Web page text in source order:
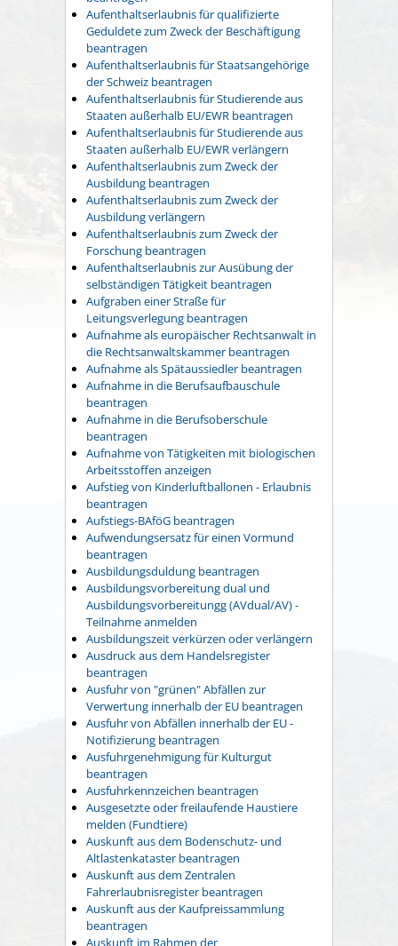
Aufenthaltserlaubnis für qualifizierte
Geduldete zum Zweck der Beschäftigung
beantragen
Aufenthaltserlaubnis für Staatsangehörige
der Schweiz beantragen
Aufenthaltserlaubnis für Studierende aus
Staaten außerhalb EU/EWR beantragen
Aufenthaltserlaubnis für Studierende aus
Staaten außerhalb EU/EWR verlängern
Aufenthaltserlaubnis zum Zweck der
Ausbildung beantragen
Aufenthaltserlaubnis zum Zweck der
Ausbildung verlängern
Aufenthaltserlaubnis zum Zweck der
Forschung beantragen
Aufenthaltserlaubnis zur Ausübung der
selbständigen Tätigkeit beantragen
Aufgraben einer Straße für
Leitungsverlegung beantragen
Aufnahme als europäischer Rechtsanwalt in
die Rechtsanwaltskammer beantragen
Aufnahme als Spätaussiedler beantragen
Aufnahme in die Berufsaufbauschule
beantragen
Aufnahme in die Berufsoberschule
beantragen
Aufnahme von Tätigkeiten mit biologischen
Arbeitsstoffen anzeigen
Aufstieg von Kinderluftballonen - Erlaubnis
beantragen
Aufstiegs-BAföG beantragen
Aufwendungsersatz für einen Vormund
beantragen
Ausbildungsduldung beantragen
Ausbildungsvorbereitung dual und
Ausbildungsvorbereitungg (AVdual/AV) -
Teilnahme anmelden
Ausbildungszeit verkürzen oder verlängern
Ausdruck aus dem Handelsregister
beantragen
Ausfuhr von "grünen" Abfällen zur
Verwertung innerhalb der EU beantragen
Ausfuhr von Abfällen innerhalb der EU -
Notifizierung beantragen
Ausfuhrgenehmigung für Kulturgut
beantragen
Ausfuhrkennzeichen beantragen
Ausgesetzte oder freilaufende Haustiere
melden (Fundtiere)
Auskunft aus dem Bodenschutz- und
Altlastenkataster beantragen
Auskunft aus dem Zentralen
Fahrerlaubnisregister beantragen
Auskunft aus der Kaufpreissammlung
beantragen
Auskunft im Rahmen der